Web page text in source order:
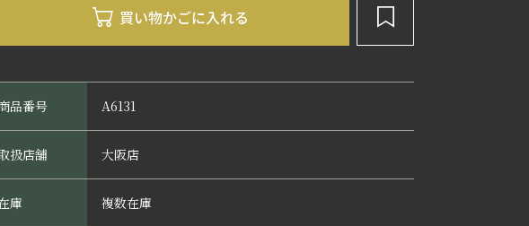
品番号 A6131
扱店舗 大阪店
庫 複数在庫